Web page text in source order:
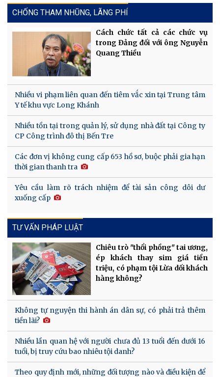
CHỐNG THAM NHŨNG, LÃNG PHÍ
Cách chức tất cả các chức vụ
trong Đảng đối với ông Nguyễn
Quang Thiều
Nhiều vi phạm liên quan đến tiêm vắc xin tại Trung tâm
Y tế khu vực Long Khánh
Nhiều tồn tại trong quản lý, sử dụng nhà đất tại Công ty
CP Công trình đô thị Bến Tre
Các đơn vị không cung cấp 653 hồ sơ, buộc phải gia hạn
thời gian thanh tra
Yêu cầu làm rõ trách nhiệm để tài sản công dôi dư
xuống cấp
TƯ VẤN PHÁP LUẬT
Chiêu trò "thổi phồng" tai ương,
ép khách thay sim giá tiền
triệu, có phạm tội Lừa dối khách
hàng không?
Không tự nguyện thi hành án dân sự, có phải trả thêm
tiền lãi?
Nhiều lần quan hệ với người chưa đủ 13 tuổi đến dưới 16
tuổi, bị truy cứu bao nhiêu tội danh?
Theo quy định mới, những đối tượng nào và điều kiện để